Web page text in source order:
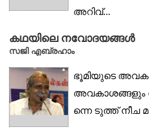
അറിവ്...
കഥയിലെ നവോദയങ്ങൾ
സജി എബ്രഹാം
ഭൂമിയുടെ
അവകാശങ്ങളും
ന്നെ ടുത്ത് നീച